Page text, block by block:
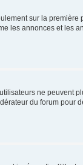
sur la
les annonces et les
ne peuvent
du forum pour